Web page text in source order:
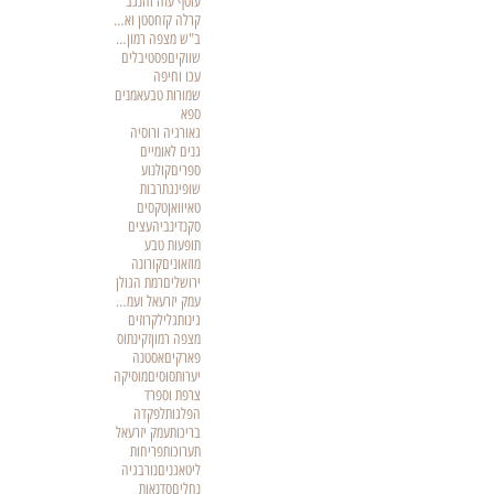
קרלה קזחסטן ואזרבייגאן
ב"ש מצפה רמון ואילת
שווקיםפסטיבלים
עכו וחיפה
שמורות טבעאמנים
ספא
גאורגיה ורוסיה
גנים לאומיים
ספריםקולנוע
שופינגתרבות
טאיוואןטקסים
סקנדינביהעצים
תופעות טבע
מוזאוניםקורונה
ירושליםרמת הגולן
עמק יזרעאל ועמק המעיינות
גינותגלילקרוזים
מצפה רמוןזקינתוס
פארקיםאסטנה
יערותסוסיםמוסיקה
צרפת וספרד
הפלגותלפקדה
בריכותעמק יזרעאל
תערוכותפריחות
ליטאגניםנורבגיה
נחליםסדנאות